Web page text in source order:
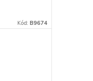
Kód: B9674